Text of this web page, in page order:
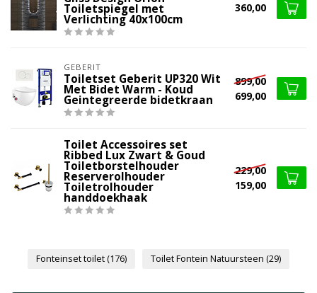
Toiletspiegel met
Verlichting 40x100cm
360,00
GEBERIT
Toiletset Geberit UP320 Wit
Met Bidet Warm - Koud
Geintegreerde bidetkraan
899,00
699,00
Toilet Accessoires set
Ribbed Lux Zwart & Goud
Toiletborstelhouder
Reserverolhouder
Toiletrolhouder
handdoekhaak
229,00
159,00
Fonteinset toilet(176) Toilet Fontein Natuursteen (29)